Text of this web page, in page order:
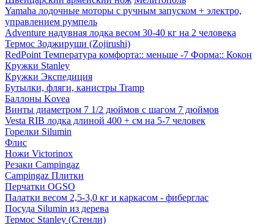
Yamaha лодочные моторы с ручным запуском + электро,
управлением румпель
Adventure надувная лодка весом 30-40 кг на 2 человека
Термос Зоджируши (Zojirushi)
RedPoint Температура комфорта:: меньше -7 Форма:: Кокон
Кружки Stanley
Кружки Экспедиция
Бутылки, фляги, канистры Tramp
Баллоны Kovea
Винты диаметром 7 1/2 дюймов с шагом 7 дюймов
Vesta RIB лодка длиной 400 + см на 5-7 человек
Горелки Silumin
Флис
Ножи Victorinox
Резаки Campingaz
Campingaz Плитки
Перчатки OGSO
Палатки весом 2,5-3,0 кг и каркасом - фиберглас
Посуда Silumin из дерева
Термос Stanley (Стенли)